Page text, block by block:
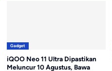
Gadget
iQOO Neo 11 Ultra Dipastikan
Meluncur 10 Agustus, Bawa